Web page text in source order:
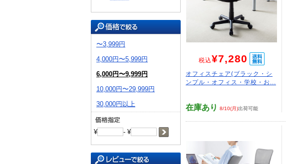
〜3,999円
4,000円〜5,999円
6,000円〜9,999円
10,000円〜29,999円
30,000円以上
¥ - ¥
税込¥7,280
オフィスチェア(ブラック・シ
ンプル・オフィス・学校・お...
在庫あり 8/10(月)出荷可能